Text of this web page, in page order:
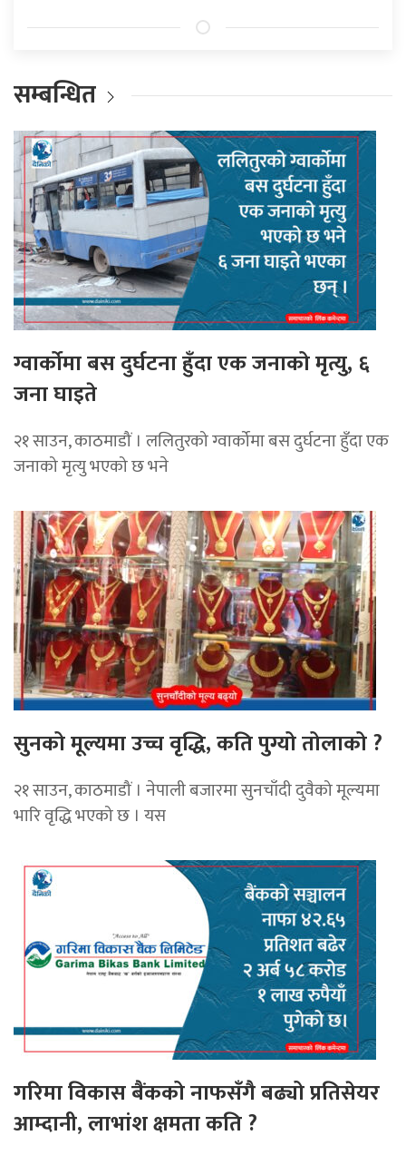
सम्बन्धित
ग्वार्कोमा बस दुर्घटना हुँदा एक जनाको मृत्यु, ६
जना घाइते
२१ साउन, काठमाडौं । ललितुरको ग्वार्कोमा बस दुर्घटना हुँदा एक
जनाको मृत्यु भएको छ भने
सुनको मूल्यमा उच्च वृद्धि, कति पुग्यो तोलाको ?
२१ साउन, काठमाडौं । नेपाली बजारमा सुनचाँदी दुवैको मूल्यमा
भारि वृद्धि भएको छ । यस
गरिमा विकास बैंकको नाफसँगै बढ्यो प्रतिसेयर
आम्दानी, लाभांश क्षमता कति ?